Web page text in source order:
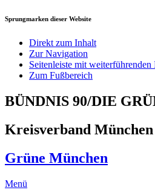
Sprungmarken dieser Website
Direkt zum Inhalt
Zur Navigation
Seitenleiste mit weiterführenden
Zum Fußbereich
BÜNDNIS 90/DIE
Kreisverband München
Grüne München
Menü